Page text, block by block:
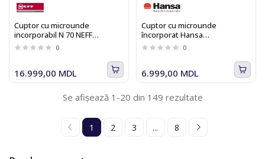
Cuptor cu microunde
incorporabil N 70 NEFF
C17WR00G00
16.999,00 MDL
Cuptor cu microunde
încorporat Hansa
AMMB25E1WH
0
6.999,00 MDL
Se afișează 1-20 din 149 rezultate
1 2 3 ... 8